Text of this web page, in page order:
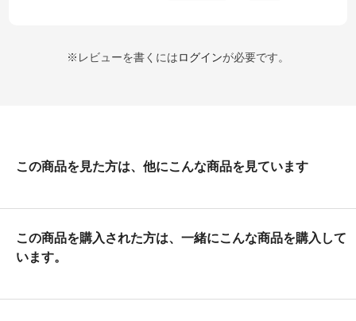
※レビューを書くにはログインが必要です。
この商品を見た方は、他にこんな商品を見ています
この商品を購入された方は、一緒にこんな商品を購入して
います。